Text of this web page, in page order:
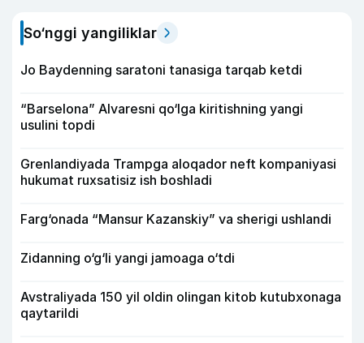
So‘nggi yangiliklar
Jo Baydenning saratoni tanasiga tarqab ketdi
“Barselona” Alvaresni qo‘lga kiritishning yangi
usulini topdi
Grenlandiyada Trampga aloqador neft kompaniyasi
hukumat ruxsatisiz ish boshladi
Farg‘onada “Mansur Kazanskiy” va sherigi ushlandi
Zidanning o‘g‘li yangi jamoaga o‘tdi
Avstraliyada 150 yil oldin olingan kitob kutubxonaga
qaytarildi